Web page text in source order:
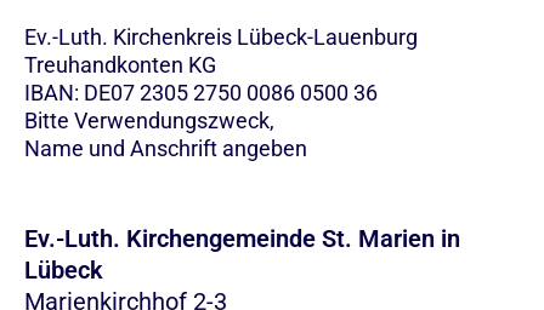
Ev.-Luth. Kirchenkreis Lübeck-Lauenburg
Treuhandkonten KG
IBAN: DE07 2305 2750 0086 0500 36
Bitte Verwendungszweck,
Name und Anschrift angeben
Ev.-Luth. Kirchengemeinde St. Marien in
Lübeck
Marienkirchhof 2-3